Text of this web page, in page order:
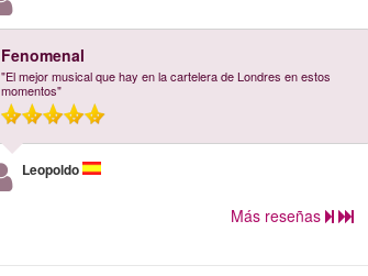
Fenomenal
"El mejor musical que hay en la cartelera de Londres en estos
momentos"
Leopoldo
Más reseñas